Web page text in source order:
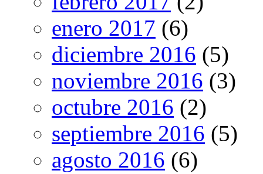
enero 2017 (6)
diciembre 2016 (5)
noviembre 2016 (3)
octubre 2016 (2)
septiembre 2016 (5)
agosto 2016 (6)